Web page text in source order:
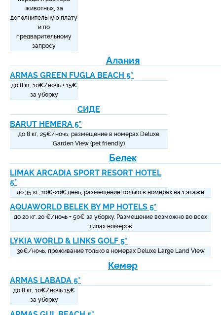
животных, за
дополнительную плату
и по
предварительному
запросу
Алания
ARMAS GREEN FUGLA BEACH 5*
до 8 кг, 10€/ночь + 15€
за уборку
СИДЕ
BARUT HEMERA 5*
до 8 кг, 25€/ночь, размещение в номерах Deluxe
Garden View (pet friendly)
Белек
LIMAK ARCADIA SPORT RESORT HOTEL
5*
до 35 кг, 10€-20€ день, размещение только в номерах на 1 этаже
AQUAWORLD BELEK BY MP HOTELS 5*
до 20 кг. 20 €/ночь + 50€ за уборку. Размещение возможно во всех
типах номеров
LYKIA WORLD & LINKS GOLF 5*
30€/ночь, проживание только в номерах Deluxe Large Land View
Кемер
ARMAS LABADA 5*
до 8 кг, 10€/ночь15€
за уборку